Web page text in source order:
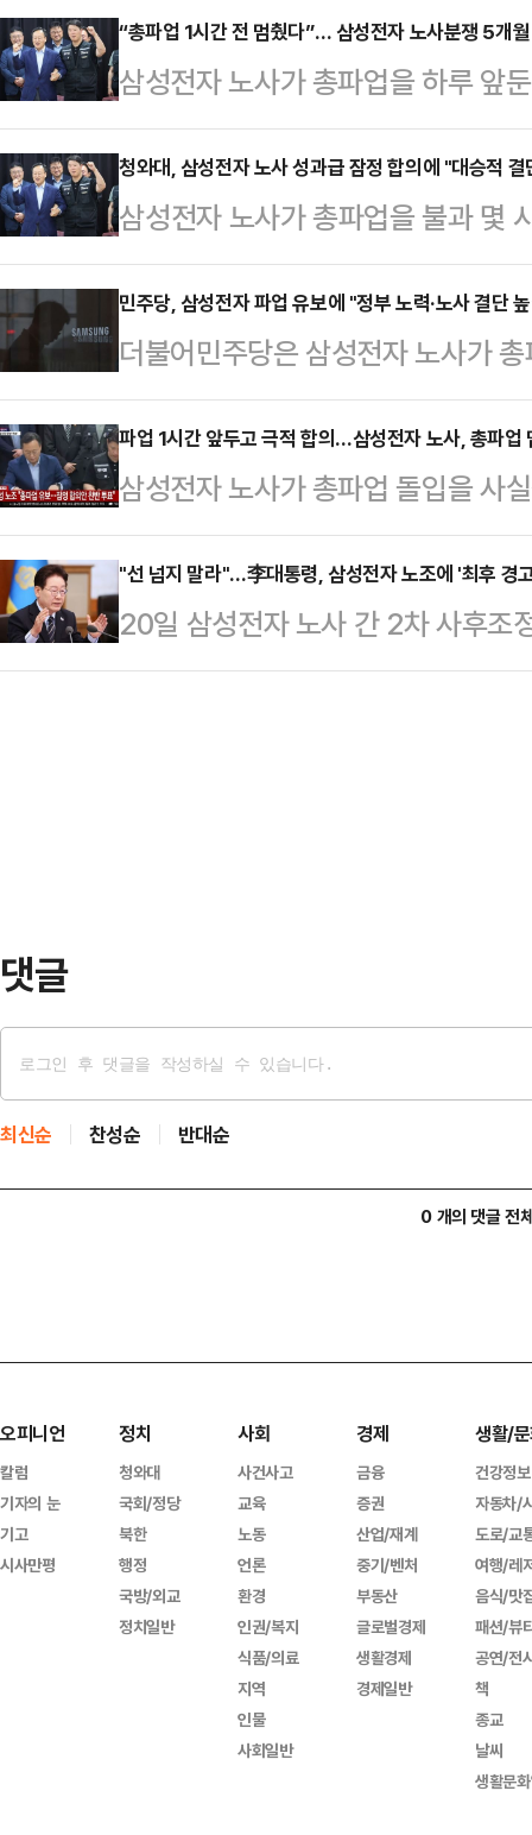
“총파업 1시간 전 멈췄다”… 삼성전자 노사분쟁 5개
삼성전자 노사가 총파업을 하루 앞
다.지난해 12월 시작된 교섭은 영
을 둘러싼 갈등으로 5개월 넘게 이
지 번졌다. 이번 잠정합의로 노조
22일부터 27일까지 조합원 찬반투
핵심 일지.▲ 2025년 12월 11일
30일 전후 = 초기업노조 삼성전자
집중교…
청와대, 삼성전자 노사 성과급 잠정 합의에 "대승적
삼성전자 노사가 총파업을 불과 몇
의안을 도출한 가운데 청와대는 "국
단에 감사하다"고 밝혔다.청와대
지 중재에 임해준 노동부(고용노동
러진 결과로 평가한다"며 이 같이
수원의 노동부 경기고용노동청에
다.삼성전자 노사가 임금협상 잠정
파업은 일단 유보됐다…
민주당, 삼성전자 파업 유보에 "정부 노력·노사 결단
더불어민주당은 삼성전자 노사가
한 것에 대해 "파업을 막기 위한 정
다"고 밝혔다.박해철 민주당 대변
예고됐던 파업은 유보됐으며, 노동
일부터 27일까지 조합원 찬반투표
대변인은 "아직 조합원의 투표가
도출해 낸 합의라는 대표성과 의미
는 극한 대립과 파업에 …
파업 1시간 앞두고 극적 합의…삼성전자 노사, 총파업
삼성전자 노사가 총파업 돌입을 사
을 도출했다. 이에 따라 21일부터
보됐다. 반도체 생산라인 셧다운 가
하게 됐다는 평가가 나온다.20일
고용노동청에서 열린 노사 교섭 끝
"선 넘지 말라"…李대통령, 삼성전자 노조에 '최후 경
20일 삼성전자 노사 간 2차 사후조
커지자, 이재명 대통령은 노조를 향
댓글
최신순 찬성순 반대순
0 개의 댓글 전
오피니언
칼럼
기자의 눈
기고
시사만평
정치
청와대
국회/정당
북한
행정
국방/외교
정치일반
사회
사건사고
교육
노동
언론
환경
인권/복지
식품/의료
지역
인물
사회일반
경제
금융
증권
산업/재계
중기/벤처
부동산
글로벌경제
생활경제
경제일반
생활/
건강정보
자동차/
도로/교
여행/레
음식/맛
패션/뷰
공연/전
책
종교
날씨
생활문